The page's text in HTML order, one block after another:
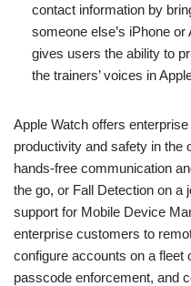
contact information by
someone else’s iPhone or
gives users the ability to
the trainers’ voices in
Apple Watch offers
productivity and safety in the
hands-free communication
the go, or Fall Detection on a
support for Mobile Device
enterprise customers to
configure accounts on a fleet
passcode enforcement, and